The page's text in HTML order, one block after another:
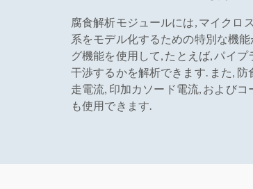
腐食解析モジュールには, マイクロ
系をモデル化するための特別な機
グ機能を使用して, たとえば, パイ
干渉するかを解析できます. また,
走電流, 印加カソード電流, および
も使用できます.